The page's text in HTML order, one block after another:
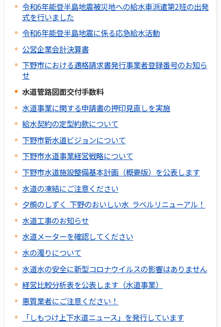
令和6年能登半島地震被災地への給水車派遣第2班の出発
式を行いました
令和6年能登半島地震に係る応急給水活動
公営企業会計決算書
下野市における適格請求書発行事業者登録番号のお知ら
せ
水道管路図面交付手数料
水道事業に関する申請書の押印見直しを実施
給水契約の定型約款について
下野市新水道ビジョンについて
下野市水道事業経営戦略について
下野市水道施設整備基本計画（概要版）を公表します
水道の凍結にご注意ください
夕顔のしずく 下野のおいしい水 ラベルリニューアル！
水道工事のお知らせ
水道メーターを確認してください
水の濁りについて
水道水の安全に新型コロナウイルスの影響はありません
経営比較分析表を公表します（水道事業）
悪質業者にご注意ください！
「しもつけ上下水道ニュース」を発行しています